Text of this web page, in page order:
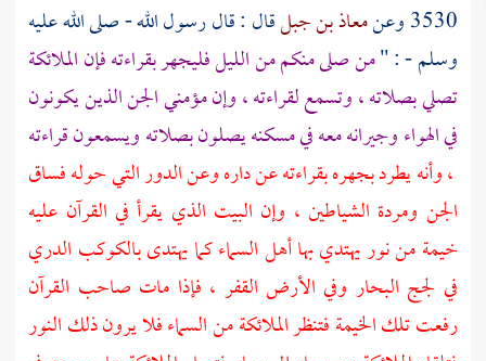
3530 وعن معاذ بن جبلقال : قال رسول الله - صلى الله عليه
وسلم - : "من صلى منكم من الليل فليجهر بقراءته فإن الملائكة
تصلي بصلاته ، وتسمع لقراءته ، وإن مؤمني الجن الذين يكونون
في الهواء وجيرانه معه في مسكنه يصلون بصلاته ويسمعون قراءته
، وأنه يطرد بجهره بقراءته عن داره وعن الدور التي حوله فساق
الجن ومردة الشياطين ، وإن البيت الذي يقرأ في القرآن عليه
خيمة من نور يهتدي بها أهل السماء كما يهتدى بالكوكب الدري
في لجج البحار وفي الأرض القفر ، فإذا مات صاحب القرآن
رفعت تلك الخيمة فتنظر الملائكة من السماء فلا يرون ذلك النور